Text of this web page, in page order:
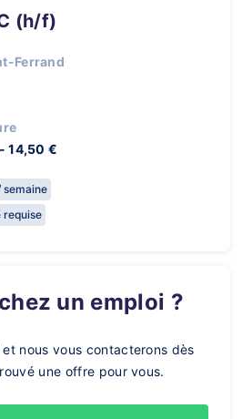
(h/f)
Ferrand
14,50 €
semaine
requise
un emploi ?
nous vous contacterons dès
une offre pour vous.